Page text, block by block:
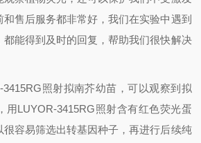
售后服务都非常好，我们在实验中遇到
都能得到及时的回复，帮助我们很快解决
3415RG照射拟南芥幼苗，可以观察到拟
用LUYOR-3415RG照射含有红色荧光蛋
很容易筛选出转基因种子，再进行后续纯